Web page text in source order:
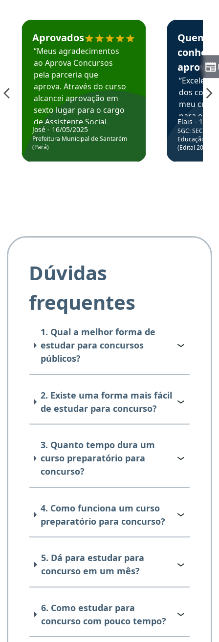
Estudante José recomenda o Aprova Concursos em
Aprovados
“Meus agradecimentos
ao Aprova Concursos
pela parceria que
aprova. Através do curso
alcancei aprovação em
sexto lugar para o cargo
de Assistente Social.
Hoje estou atuando na
Prefeitura de Santarém.
José - 16/05/2025
Prefeitura Municipal de Santarém
(Pará)
Estudante
Quem
aprova
dos
meu
para
colocar
através
de
Elais - 15/
SGC: SEC BA
Educação
(Edital
Dúvidas
frequentes
1. Qual a melhor forma de
estudar para concursos
públicos?
2. Existe uma forma mais fácil
de estudar para concurso?
3. Quanto tempo dura um
curso preparatório para
concurso?
4. Como funciona um curso
preparatório para concurso?
5. Dá para estudar para
concurso em um mês?
6. Como estudar para
concurso com pouco tempo?